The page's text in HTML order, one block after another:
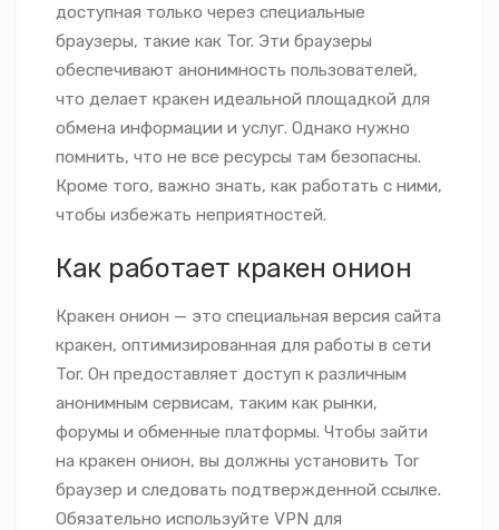
доступная только через специальные
браузеры, такие как Tor. Эти браузеры
обеспечивают анонимность пользователей,
что делает кракен идеальной площадкой для
обмена информации и услуг. Однако нужно
помнить, что не все ресурсы там безопасны.
Кроме того, важно знать, как работать с ними,
чтобы избежать неприятностей.
Как работает кракен онион
Кракен онион — это специальная версия сайта
кракен, оптимизированная для работы в сети
Tor. Он предоставляет доступ к различным
анонимным сервисам, таким как рынки,
форумы и обменные платформы. Чтобы зайти
на кракен онион, вы должны установить Tor
браузер и следовать подтвержденной ссылке.
Обязательно используйте VPN для